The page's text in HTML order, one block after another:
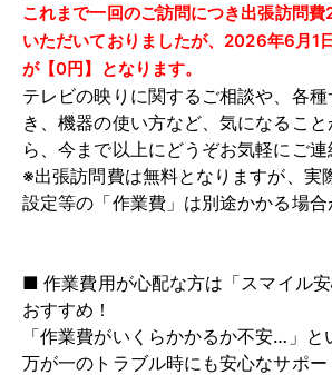
これまで一回のご訪問につき出張訪問
いただいておりましたが、2026年6月1
が【0円】となります。
テレビの映りに関するご相談や、各
き、機器の使い方など、気になるこ
ら、今まで以上にどうぞお気軽にご連
※出張訪問費は無料となりますが、実
設定等の「作業費」は別途かかる場合
■ 作業費用が心配な方は「スマイル
おすすめ！
「作業費がいくらかかるか不安…」と
万が一のトラブル時にも安心なサポ